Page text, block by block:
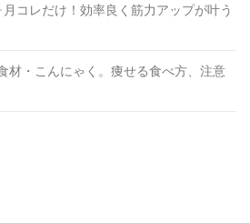
月コレだけ！効率良く筋力アップが叶う
材・こんにゃく。痩せる食べ方、注意